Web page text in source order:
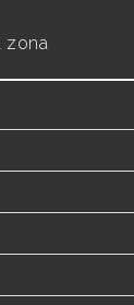
zona